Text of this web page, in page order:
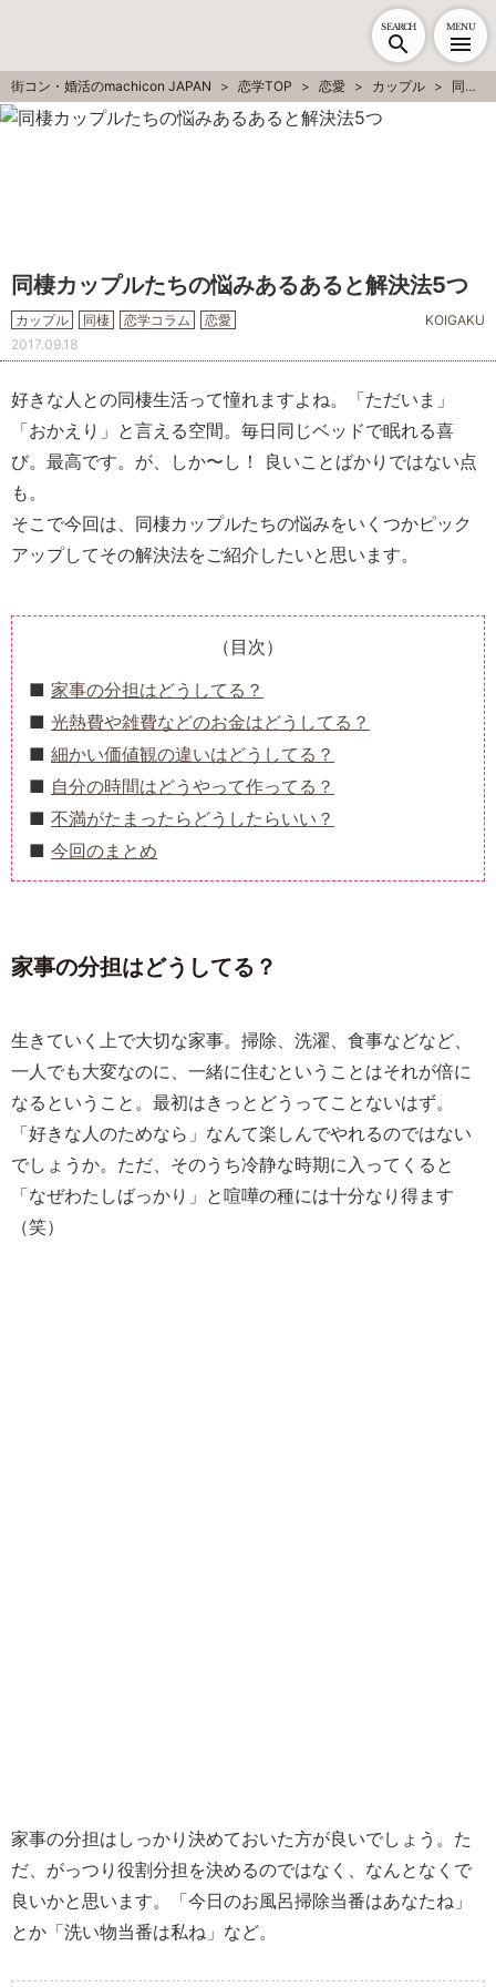
SEARCH MENU
街コン・婚活のmachicon JAPAN 恋学TOP 恋愛 カップル 同棲
同棲カップルたちの悩みあるあると解決法5つ
カップル 同棲 恋学コラム 恋愛
KOIGAKU
2017.09.18
好きな人との同棲生活って憧れますよね。「ただいま」
「おかえり」と言える空間。毎日同じベッドで眠れる喜
び。最高です。が、しか〜し！ 良いことばかりではない点
も。
そこで今回は、同棲カップルたちの悩みをいくつかピック
アップしてその解決法をご紹介したいと思います。
（目次）
家事の分担はどうしてる？
光熱費や雑費などのお金はどうしてる？
細かい価値観の違いはどうしてる？
自分の時間はどうやって作ってる？
不満がたまったらどうしたらいい？
今回のまとめ
家事の分担はどうしてる？
生きていく上で大切な家事。掃除、洗濯、食事などなど、
一人でも大変なのに、一緒に住むということはそれが倍に
なるということ。最初はきっとどうってことないはず。
「好きな人のためなら」なんて楽しんでやれるのではない
でしょうか。ただ、そのうち冷静な時期に入ってくると
「なぜわたしばっかり」と喧嘩の種には十分なり得ます
（笑）
家事の分担はしっかり決めておいた方が良いでしょう。た
だ、がっつり役割分担を決めるのではなく、なんとなくで
良いかと思います。「今日のお風呂掃除当番はあなたね」
とか「洗い物当番は私ね」など。